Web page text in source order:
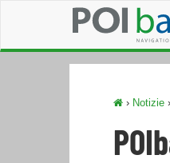
› Notizie ›